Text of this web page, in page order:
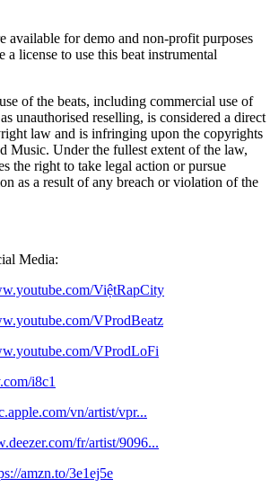
available for demo and non-profit purposes
a license to use this beat instrumental
of the beats, including commercial use of
unauthorised reselling, is considered a direct
law and is infringing upon the copyrights
Music. Under the fullest extent of the law,
the right to take legal action or pursue
as a result of any breach or violation of the
Media:
ViệtRapCity
VProdBeatz
VProdLoFi
i8c1
vn/artist/vpr...
fr/artist/9096...
amzn.to/3e1ej5e​